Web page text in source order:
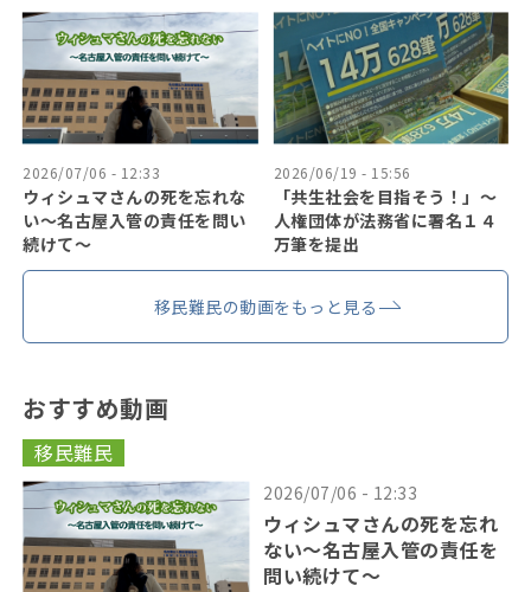
2026/07/06 - 12:33
ウィシュマさんの死を忘れな
い〜名古屋入管の責任を問い
続けて〜
2026/06/19 - 15:56
「共生社会を目指そう！」〜
人権団体が法務省に署名１４
万筆を提出
移民難民の動画をもっと見る
おすすめ動画
移民難民
2026/07/06 - 12:33
ウィシュマさんの死を忘れ
ない〜名古屋入管の責任を
問い続けて〜